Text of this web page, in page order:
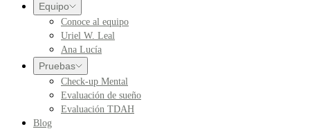
Equipo
Conoce al equipo
Uriel W. Leal
Ana Lucía
Pruebas
Check-up Mental
Evaluación de sueño
Evaluación TDAH
Blog